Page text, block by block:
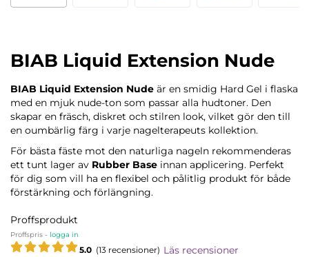
BIAB Liquid Extension Nude
BIAB Liquid Extension Nude är en smidig Hard Gel i flaska
med en mjuk nude-ton som passar alla hudtoner. Den
skapar en fräsch, diskret och stilren look, vilket gör den till
en oumbärlig färg i varje nagelterapeuts kollektion.
För bästa fäste mot den naturliga nageln rekommenderas
ett tunt lager av Rubber Base innan applicering. Perfekt
för dig som vill ha en flexibel och pålitlig produkt för både
förstärkning och förlängning.
Proffsprodukt
Proffspris - logga in
5.0 (13 recensioner) Läs recensioner